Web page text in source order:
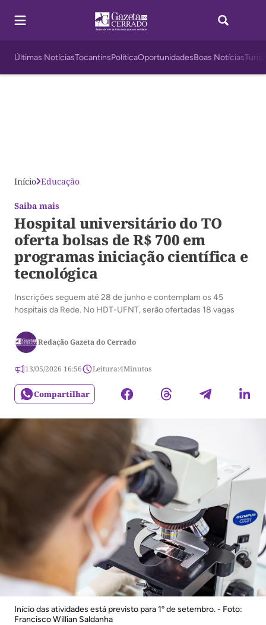
Últimas NotíciasTocantinsPolíticaOportunidadesBoas Notícias
Início Educação
Saiba mais
Hospital universitário do TO
oferta bolsas de R$ 700 em
programas iniciação científica e
tecnológica
Inscrições seguem até 28 de junho e contemplam os 45
hospitais da Rede. No HDT-UFNT, serão ofertadas 18 vagas
Redação Gazeta do Cerrado
13/05/2026 16:56 Leitura:4Minutos
Compartilhar
Início das atividades está previsto para 1º de setembro. - Foto:
Francisco Willian Saldanha